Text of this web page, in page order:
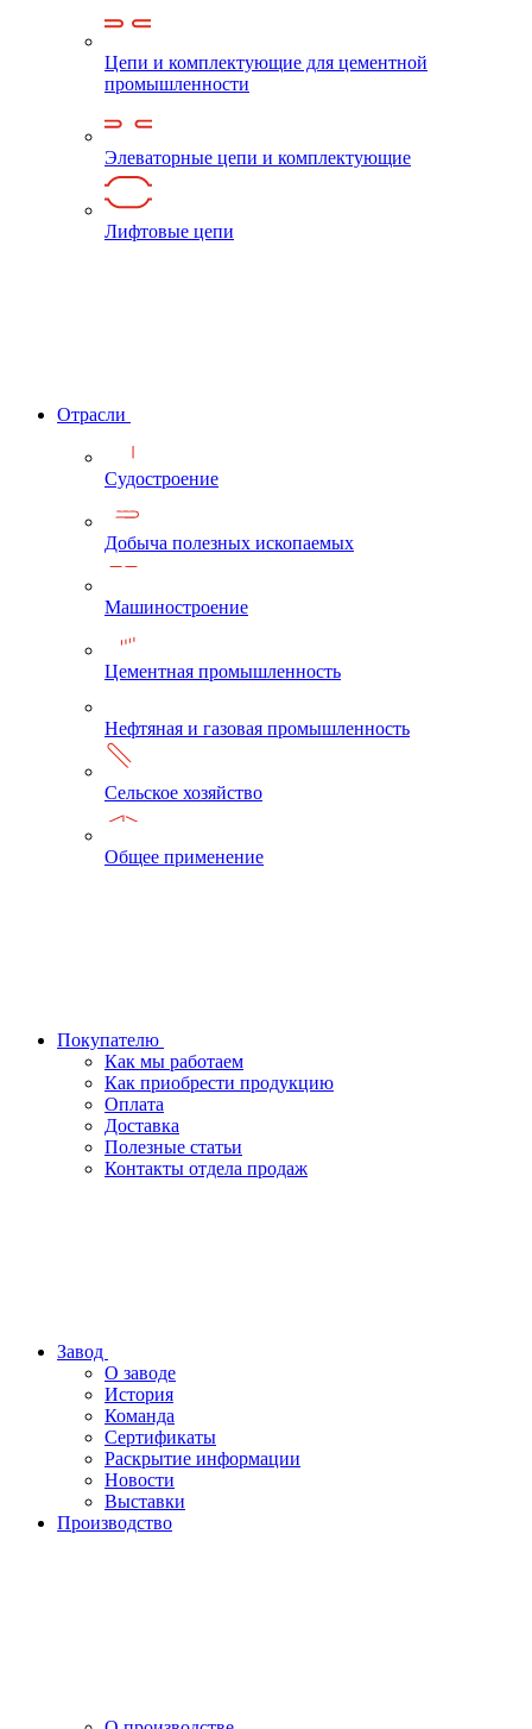
Цепи и комплектующие для цементной
промышленности
Элеваторные цепи и комплектующие
Лифтовые цепи
Отрасли
Судостроение
Добыча полезных ископаемых
Машиностроение
Цементная промышленность
Нефтяная и газовая промышленность
Сельское хозяйство
Общее применение
Покупателю
Как мы работаем
Как приобрести продукцию
Оплата
Доставка
Полезные статьи
Контакты отдела продаж
Завод
О заводе
История
Команда
Сертификаты
Раскрытие информации
Новости
Выставки
Производство